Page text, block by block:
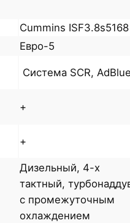
Cummins ISF3.8s5168
Евро-5
Система SCR,
+
+
Дизельный, 4-х
тактный,
с промежуточным
охлаждением